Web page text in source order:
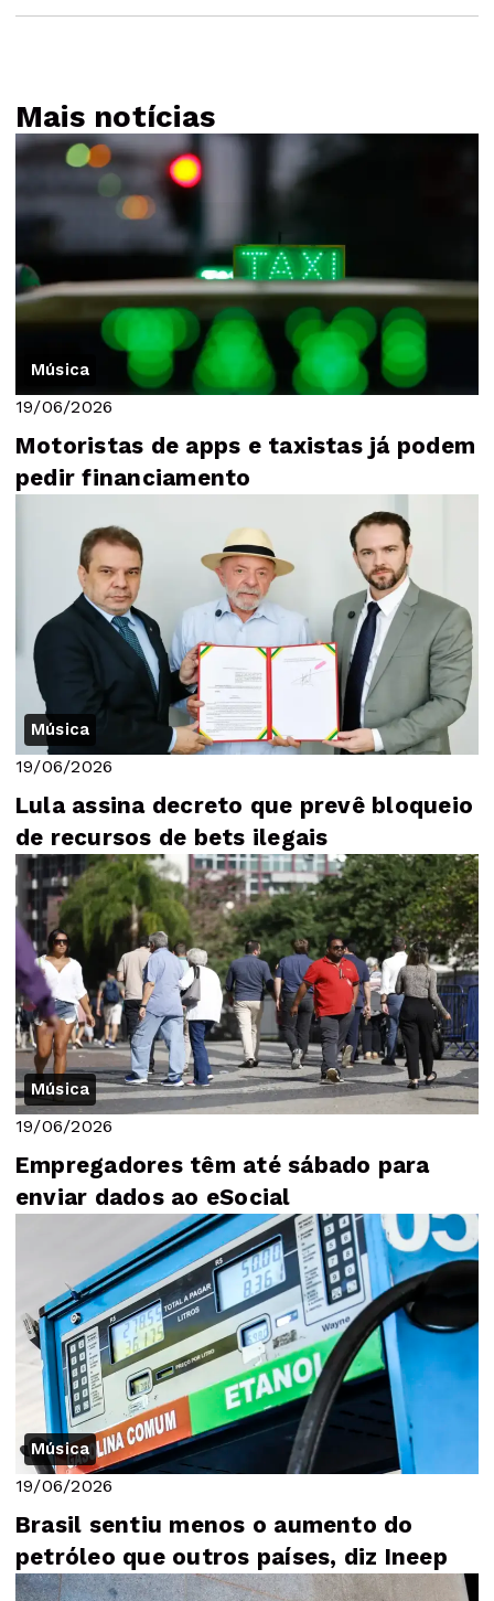
Mais notícias
Música
19/06/2026
Motoristas de apps e taxistas já podem
pedir financiamento
Música
19/06/2026
Lula assina decreto que prevê bloqueio
de recursos de bets ilegais
Música
19/06/2026
Empregadores têm até sábado para
enviar dados ao eSocial
Música
19/06/2026
Brasil sentiu menos o aumento do
petróleo que outros países, diz Ineep